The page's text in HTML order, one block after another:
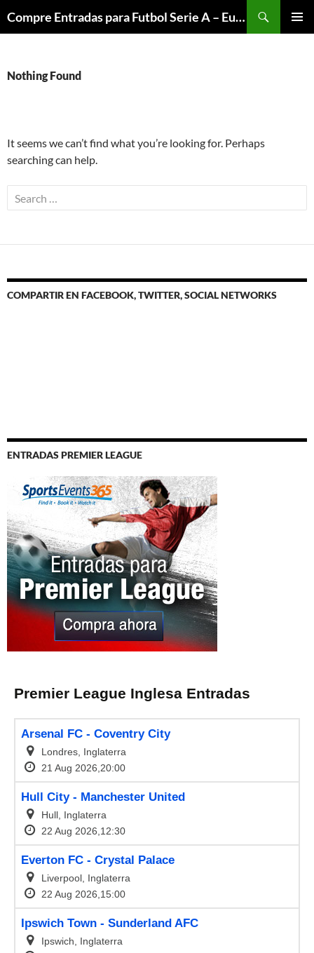
to
Compre Entradas para Futbol Serie A – Europa League – Premier League – Bundesliga
Nothing Found
It seems we can’t find what you’re looking for. Perhaps
searching can help.
Search
for:
COMPARTIR EN FACEBOOK, TWITTER, SOCIAL NETWORKS
ENTRADAS PREMIER LEAGUE